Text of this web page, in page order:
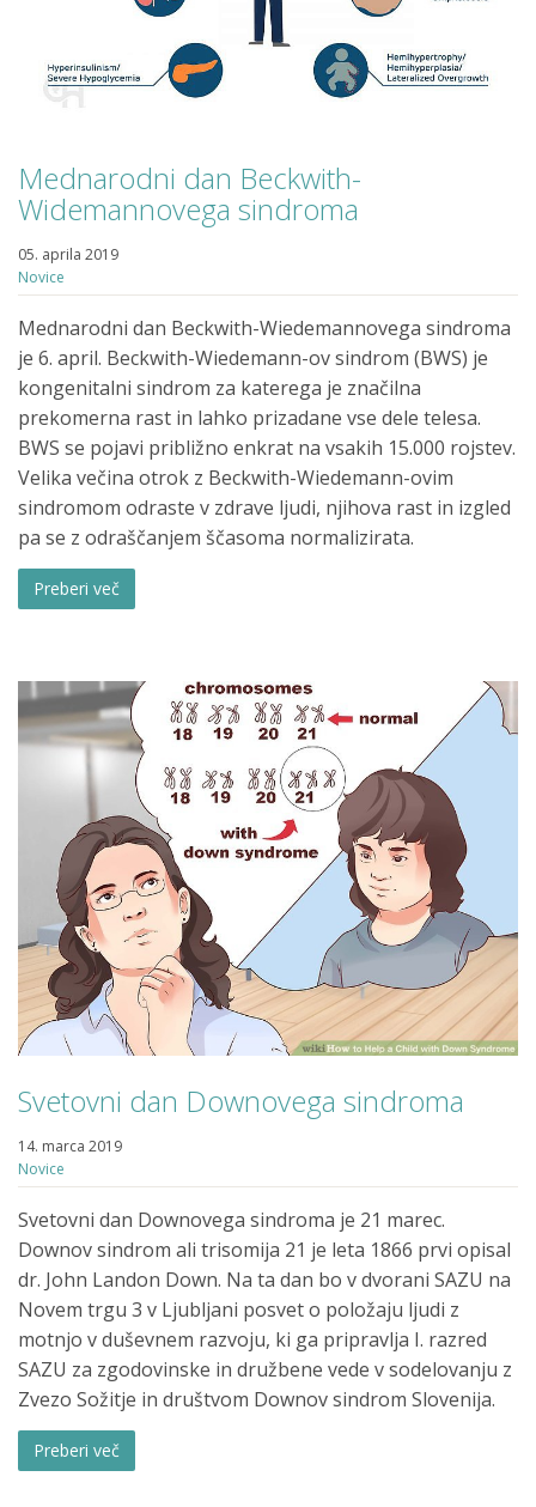
Mednarodni dan Beckwith-
Widemannovega sindroma
05. aprila 2019
Novice
Mednarodni dan Beckwith-Wiedemannovega sindroma
je 6. april. Beckwith-Wiedemann-ov sindrom (BWS) je
kongenitalni sindrom za katerega je značilna
prekomerna rast in lahko prizadane vse dele telesa.
BWS se pojavi približno enkrat na vsakih 15.000 rojstev.
Velika večina otrok z Beckwith-Wiedemann-ovim
sindromom odraste v zdrave ljudi, njihova rast in izgled
pa se z odraščanjem ščasoma normalizirata.
Preberi več
Svetovni dan Downovega sindroma
14. marca 2019
Novice
Svetovni dan Downovega sindroma je 21 marec.
Downov sindrom ali trisomija 21 je leta 1866 prvi opisal
dr. John Landon Down. Na ta dan bo v dvorani SAZU na
Novem trgu 3 v Ljubljani posvet o položaju ljudi z
motnjo v duševnem razvoju, ki ga pripravlja I. razred
SAZU za zgodovinske in družbene vede v sodelovanju z
Zvezo Sožitje in društvom Downov sindrom Slovenija.
Preberi več